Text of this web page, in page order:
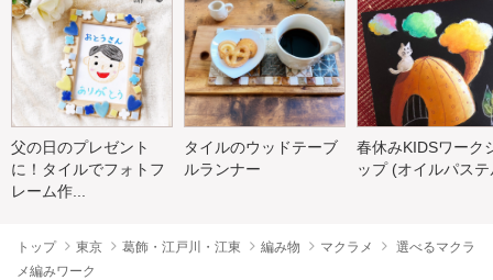
父の日のプレゼント
に！タイルでフォトフ
レーム作...
タイルのウッドテーブ
ルランナー
春休みKIDSワーク
ップ (オイルパス
トップ 東京 葛飾・江戸川・江東 編み物 マクラメ
選べるマクラ
メ編みワーク